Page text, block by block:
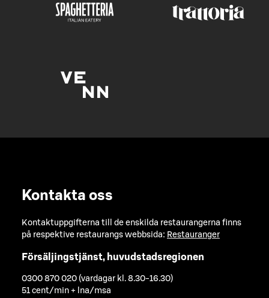
Kontakta oss
Kontaktuppgifterna till de enskilda restaurangerna finns
på respektive restaurangs webbsida: Restauranger
Försäljingstjänst, huvudstadsregionen
0300 870 020 (vardagar kl. 8.30-16.30)
51 cent/min + lna/msa